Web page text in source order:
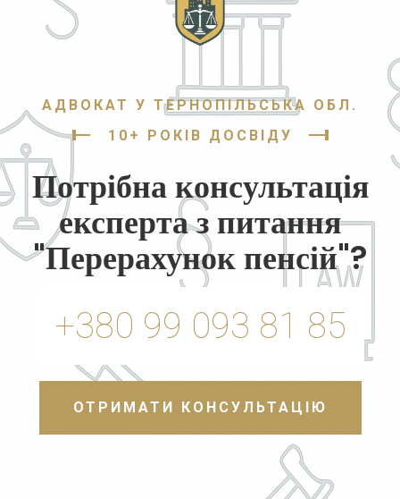
АДВОКАТ У ТЕРНОПІЛЬСЬКА ОБЛ.
10+ РОКІВ ДОСВІДУ
Потрібна консультація
експерта з питання
"Перерахунок пенсій"?
+380 99 093 81 85
ОТРИМАТИ КОНСУЛЬТАЦІЮ